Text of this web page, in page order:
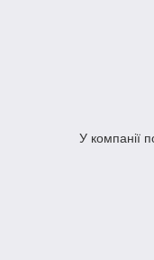
У компанії